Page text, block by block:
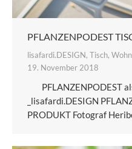
PFLANZENPODEST
lisafardi.DESIGN, Tisch,
19. November 2018
PFLANZENPODEST
_lisafardi.DESIGN
PRODUKT Fotograf